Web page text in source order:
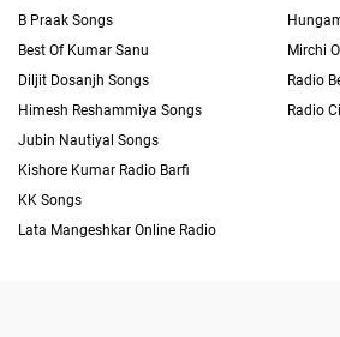
B Praak Songs
Best Of Kumar Sanu
Diljit Dosanjh Songs
Himesh Reshammiya Songs
Jubin Nautiyal Songs
Kishore Kumar Radio Barfi
KK Songs
Lata Mangeshkar Online Radio
Mirchi
Radio
Radio